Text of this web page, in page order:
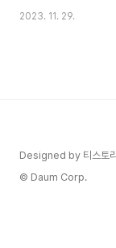
알려드릴게요. 이글의
[커피를 건강하게 즐기
2023. 11. 29.
Designed by 티스토리
© Daum Corp.